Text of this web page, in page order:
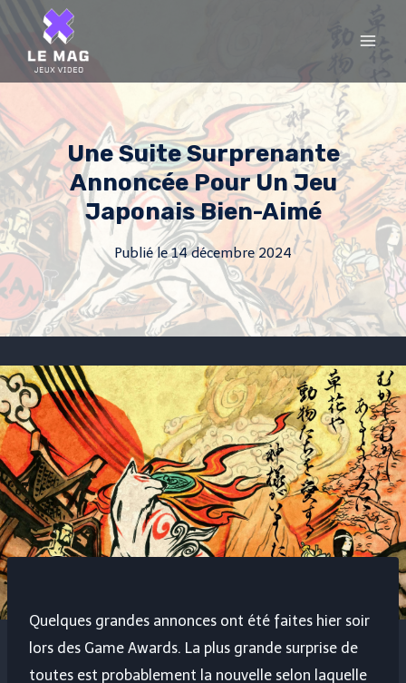
content
Une Suite Surprenante
Annoncée Pour Un Jeu
Japonais Bien-Aimé
Publié le14 décembre 2024
Quelques grandes annonces ont été faites hier soir
lors des Game Awards. La plus grande surprise de
toutes est probablement la nouvelle selon laquelle